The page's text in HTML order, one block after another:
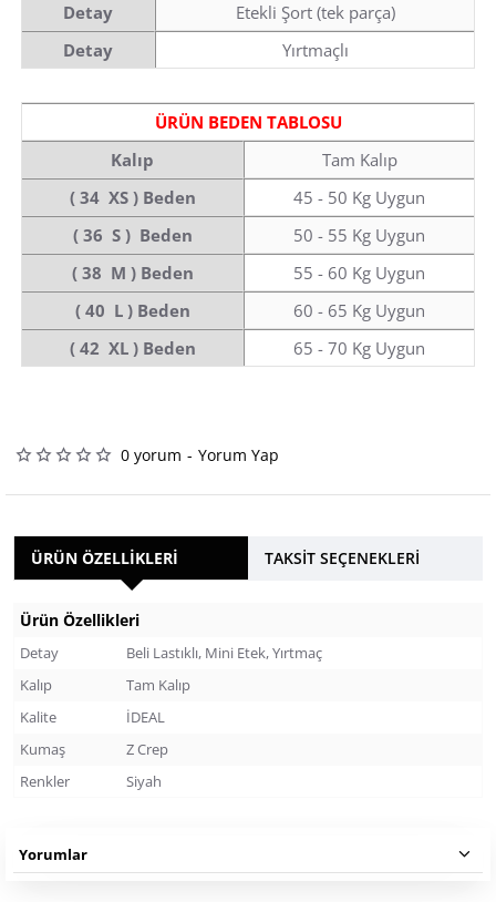
0 yorum - Yorum Yap
Detay
Etekli Şort (tek parça)
Detay
Yırtmaçlı
ÜRÜN BEDEN TABLOSU
Kalıp
Tam Kalıp
( 34 XS ) Beden
45 - 50 Kg Uygun
( 36 S ) Beden
50 - 55 Kg Uygun
( 38 M ) Beden
55 - 60 Kg Uygun
( 40 L ) Beden
60 - 65 Kg Uygun
( 42 XL ) Beden
65 - 70 Kg Uygun
ÜRÜN ÖZELLIKLERI TAKSIT SEÇENEKLERI
Ürün Özellikleri
Detay
Beli Lastıklı, Mini Etek, Yırtmaç
Kalıp
Tam Kalıp
Kalite
İDEAL
Kumaş
Z Crep
Renkler
Siyah
Yorumlar